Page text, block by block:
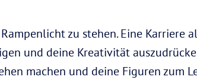
zu stehen. Eine Karriere
und deine Kreativität
machen und deine Figuren zum